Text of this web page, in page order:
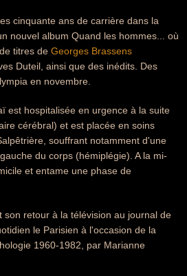
cinquante ans de carrière dans la
nouvel album Quand les hommes... où
titres de Georges Brassens
Duteil, ainsi que des inédits. Des
en novembre.
est hospitalisée en urgence à la suite
cérébral) et est placée en soins
souffrant notamment d'une
du corps (hémiplégie). A la mi-
et entame une phase de
son retour à la télévision au journal de
le Parisien à l'occasion de la
1960-1982, par Marianne